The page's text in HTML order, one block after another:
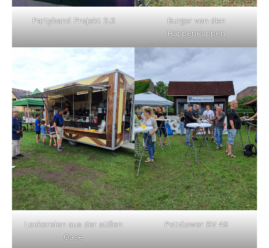
Partyband Projekt 2.0
Burger von den
HappenPappen
Leckereien aus der süßen
Oase
Potzlower SV 49